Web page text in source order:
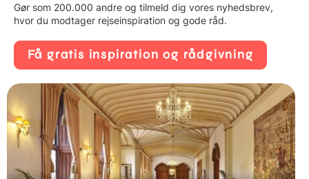
Gør som 200.000 andre og tilmeld dig vores nyhedsbrev,
hvor du modtager rejseinspiration og gode råd.
Få gratis inspiration og rådgivning